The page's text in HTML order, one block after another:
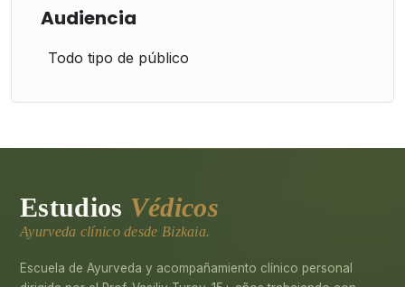
Audiencia
Todo tipo de público
Estudios Védicos
Ayurveda clínico desde Bizkaia.
Escuela de Ayurveda y acompañamiento clínico personal